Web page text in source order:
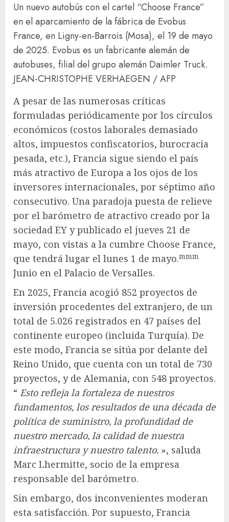
Un nuevo autobús con el cartel “Choose France”
en el aparcamiento de la fábrica de Evobus
France, en Ligny-en-Barrois (Mosa), el 19 de mayo
de 2025. Evobus es un fabricante alemán de
autobuses, filial del grupo alemán Daimler Truck.
JEAN-CHRISTOPHE VERHAEGEN / AFP
A pesar de las numerosas críticas
formuladas periódicamente por los círculos
económicos (costos laborales demasiado
altos, impuestos confiscatorios, burocracia
pesada, etc.), Francia sigue siendo el país
más atractivo de Europa a los ojos de los
inversores internacionales, por séptimo año
consecutivo. Una paradoja puesta de relieve
por el barómetro de atractivo creado por la
sociedad EY y publicado el jueves 21 de
mayo, con vistas a la cumbre Choose France,
que tendrá lugar el lunes 1 de mayo.mmm
Junio ​​en el Palacio de Versalles.
En 2025, Francia acogió 852 proyectos de
inversión procedentes del extranjero, de un
total de 5.026 registrados en 47 países del
continente europeo (incluida Turquía). De
este modo, Francia se sitúa por delante del
Reino Unido, que cuenta con un total de 730
proyectos, y de Alemania, con 548 proyectos.
“ Esto refleja la fortaleza de nuestros
fundamentos, los resultados de una década de
política de suministro, la profundidad de
nuestro mercado, la calidad de nuestra
infraestructura y nuestro talento. », saluda
Marc Lhermitte, socio de la empresa
responsable del barómetro.
Sin embargo, dos inconvenientes moderan
esta satisfacción. Por supuesto, Francia